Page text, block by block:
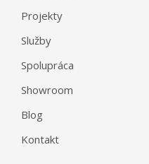
Projekty
Služby
Spolupráca
Showroom
Blog
Kontakt